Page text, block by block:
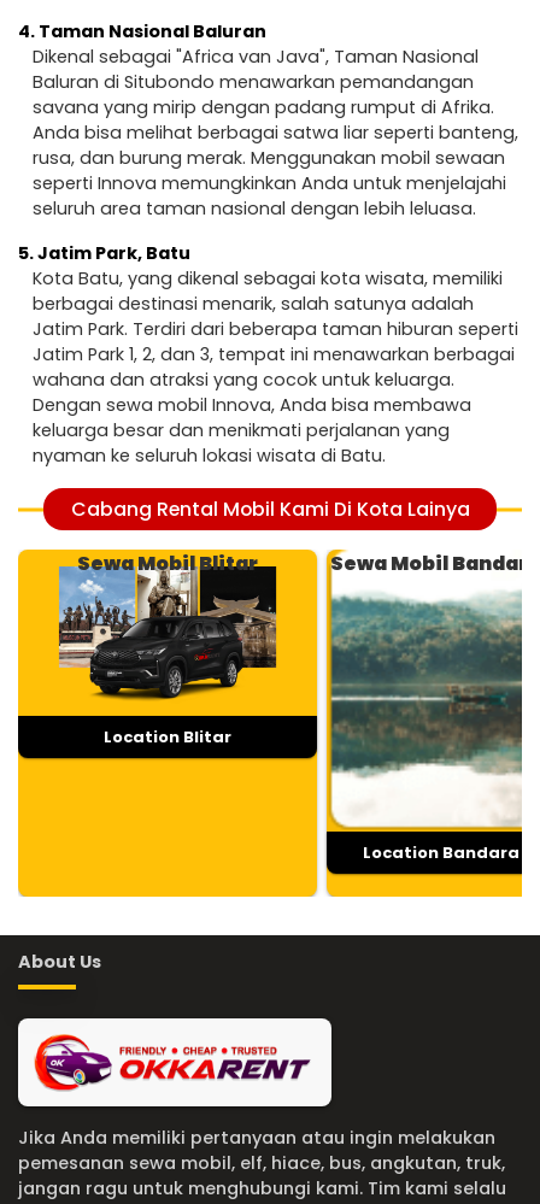
4. Taman Nasional Baluran
Dikenal sebagai "Africa van Java", Taman Nasional
Baluran di Situbondo menawarkan pemandangan
savana yang mirip dengan padang rumput di Afrika.
Anda bisa melihat berbagai satwa liar seperti banteng,
rusa, dan burung merak. Menggunakan mobil sewaan
seperti Innova memungkinkan Anda untuk menjelajahi
seluruh area taman nasional dengan lebih leluasa.
5.Jatim Park, Batu
Kota Batu, yang dikenal sebagai kota wisata, memiliki
berbagai destinasi menarik, salah satunya adalah
Jatim Park. Terdiri dari beberapa taman hiburan seperti
Jatim Park 1, 2, dan 3, tempat ini menawarkan berbagai
wahana dan atraksi yang cocok untuk keluarga.
Dengan sewa mobil Innova, Anda bisa membawa
keluarga besar dan menikmati perjalanan yang
nyaman ke seluruh lokasi wisata di Batu.
Cabang Rental Mobil Kami Di Kota Lainya
Sewa Mobil Blitar
Location Blitar
Sewa Mobil
Location Bandara
About Us
Jika Anda memiliki pertanyaan atau ingin melakukan
pemesanan sewa mobil, elf, hiace, bus, angkutan, truk,
jangan ragu untuk menghubungi kami. Tim kami selalu